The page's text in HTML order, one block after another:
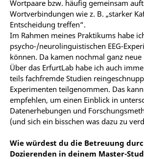
Wortpaare bzw. häufig gemeinsam
Wortverbindungen wie z. B. „starker
Entscheidung treffen“.
Im Rahmen meines Praktikums habe
psycho-/neurolinguistischen EEG-
können. Da kamen nochmal ganz
Über das ErfurtLab habe ich auch
teils fachfremde Studien
Experimenten teilgenommen. Das
empfehlen, um einen Einblick in
Datenerhebungen und
(und sich ein bisschen was dazu zu
Wie würdest du die Betreuung
Dozierenden in deinem Master-